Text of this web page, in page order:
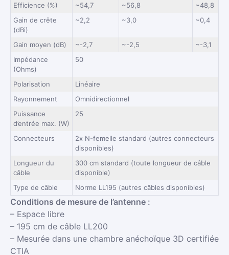
Efficience (%)
~54,7 ~56,8
~48,8
Gain de crête
(dBi)
~2,2 ~3,0 ~0,4
Gain moyen (dB) ~-2,7 ~-2,5
~-3,1
Impédance
(Ohms)
50
Polarisation
Linéaire
Rayonnement
Omnidirectionnel
Puissance
d’entrée max. (W)
25
Connecteurs
2x N-femelle standard (autres connecteurs
disponibles)
Longueur du
câble
300 cm standard (toute longueur de câble
disponible)
Type de câble
Norme LL195 (autres câbles disponibles)
Conditions de mesure de l’antenne :
– Espace libre
– 195 cm de câble LL200
– Mesurée dans une chambre anéchoïque 3D certifiée
CTIA